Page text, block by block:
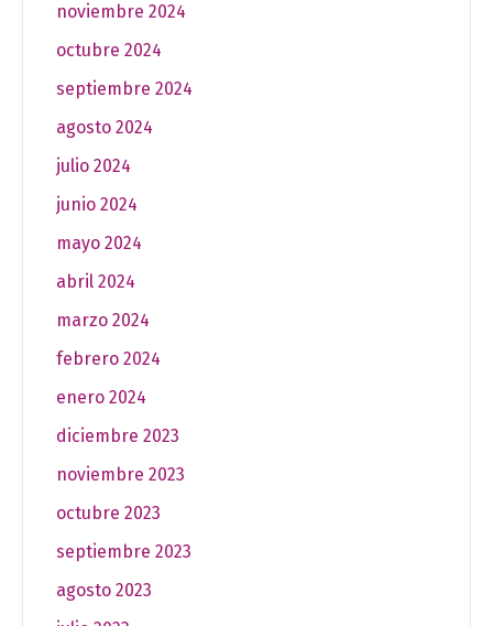
noviembre 2024
octubre 2024
septiembre 2024
agosto 2024
julio 2024
junio 2024
mayo 2024
abril 2024
marzo 2024
febrero 2024
enero 2024
diciembre 2023
noviembre 2023
octubre 2023
septiembre 2023
agosto 2023